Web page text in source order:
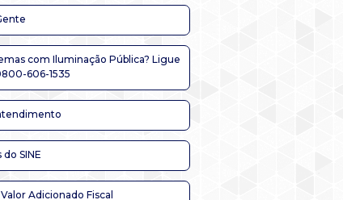
com Iluminação Pública? Ligue
606-1535
do SINE
Adicionado Fiscal